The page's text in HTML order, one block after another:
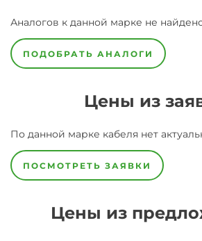
Аналогов к данной марке не
ПОДОБРАТЬ АНАЛОГИ
Цены из
По данной марке кабеля нет
ПОСМОТРЕТЬ ЗАЯВКИ
Цены из